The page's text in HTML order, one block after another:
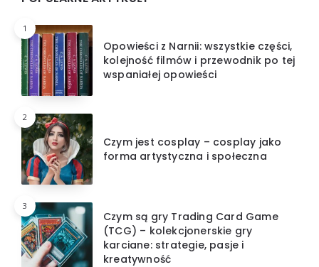
1
Opowieści z Narnii: wszystkie części,
kolejność filmów i przewodnik po tej
wspaniałej opowieści
2
Czym jest cosplay – cosplay jako
forma artystyczna i społeczna
3
Czym są gry Trading Card Game
(TCG) – kolekcjonerskie gry
karciane: strategie, pasje i
kreatywność